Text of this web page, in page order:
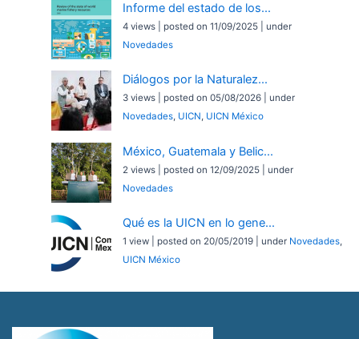
Informe del estado de los...
4 views posted on 11/09/2025
under
Novedades
Diálogos por la Naturalez...
3 views posted on 05/08/2026
under
Novedades, UICN, UICN México
México, Guatemala y Belic...
2 views posted on 12/09/2025
under
Novedades
Qué es la UICN en lo gene...
1 view posted on 20/05/2019 under Novedades,
UICN México